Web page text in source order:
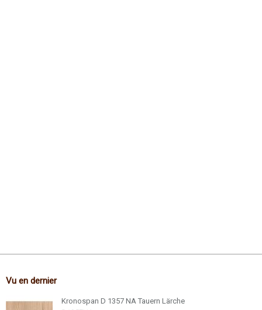
Vu en dernier
Kronospan D 1357 NA Tauern Lärche